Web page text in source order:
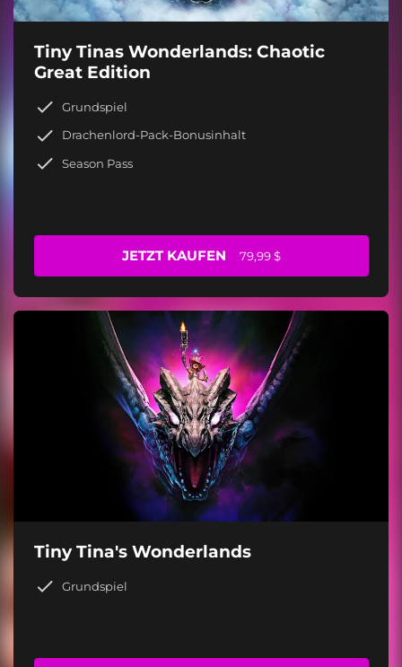
Tiny Tinas Wonderlands: Chaotic
Great Edition
Grundspiel
Drachenlord-Pack-Bonusinhalt
Season Pass
JETZT KAUFEN 79,99 $
Tiny Tina's Wonderlands
Grundspiel